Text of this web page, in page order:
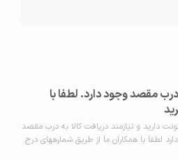
مقصد وجود دارد. لطفا با
دارید و نیازمند دریافت کالا به درب مقصد
لطفا با همکاران ما از طریق شمارههای درج